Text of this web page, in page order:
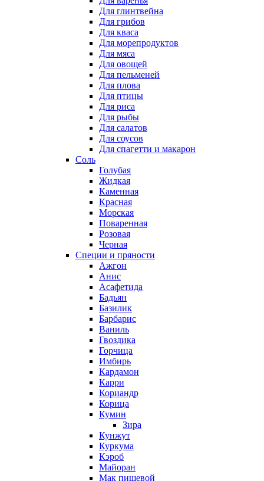
Для глинтвейна
Для грибов
Для кваса
Для морепродуктов
Для мяса
Для овощей
Для пельменей
Для плова
Для птицы
Для риса
Для рыбы
Для салатов
Для соусов
Для спагетти и макарон
Соль
Голубая
Жидкая
Каменная
Красная
Морская
Поваренная
Розовая
Черная
Специи и пряности
Ажгон
Анис
Асафетида
Бадьян
Базилик
Барбарис
Ваниль
Гвоздика
Горчица
Имбирь
Кардамон
Карри
Кориандр
Корица
Кумин
Зира
Кунжут
Куркума
Кэроб
Майоран
Мак пищевой